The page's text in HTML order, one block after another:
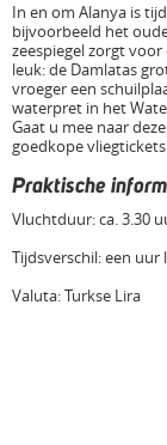
In en om Alanya is
bijvoorbeeld het
zeespiegel zorgt
leuk: de Damlatas
vroeger een
waterpret in het
Gaat u mee naar
goedkope
Praktische
Vluchtduur: ca. 3.30
Tijdsverschil: een
Valuta: Turkse Lira